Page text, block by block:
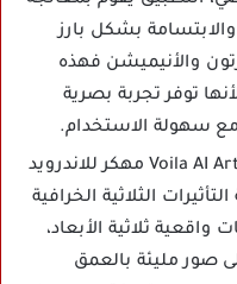
بشكل بارز
والأنيميشن فهذه
توفر تجربة بصرية
سهولة الاستخدام.
تنزيل تطبيق Voila AI Artist مهكر للاندرويد
الثلاثية الخرافية
ثلاثية الأبعاد،
صور مليئة بالعمق